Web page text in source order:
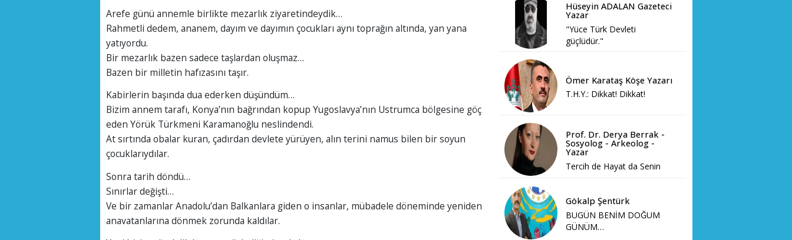
Arefe günü annemle birlikte mezarlık ziyaretindeydik…
Rahmetli dedem, ananem, dayım ve dayımın çocukları aynı toprağın altında, yan yana
yatıyordu.
Bir mezarlık bazen sadece taşlardan oluşmaz…
Bazen bir milletin hafızasını taşır.
Kabirlerin başında dua ederken düşündüm…
Bizim annem tarafı, Konya’nın bağrından kopup Yugoslavya’nın Ustrumca bölgesine göç
eden Yörük Türkmeni Karamanoğlu neslindendi.
At sırtında obalar kuran, çadırdan devlete yürüyen, alın terini namus bilen bir soyun
çocuklarıydılar.
Sonra tarih döndü…
Sınırlar değişti…
Ve bir zamanlar Anadolu’dan Balkanlara giden o insanlar, mübadele döneminde yeniden
anavatanlarına dönmek zorunda kaldılar.
Hüseyin ADALAN Gazeteci
Yazar
"Yüce Türk Devleti
güçlüdür."
Ömer Karataş Köşe Yazarı
T.H.Y.: Dikkat! Dikkat!
Prof. Dr. Derya Berrak -
Sosyolog - Arkeolog -
Yazar
Tercih de Hayat da Senin
Gökalp Şentürk
BUGÜN BENİM DOĞUM
GÜNÜM…